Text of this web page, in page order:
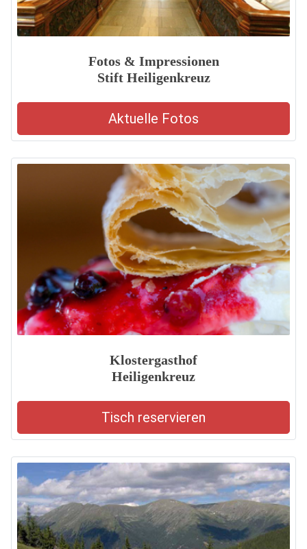
Fotos & Impressionen
Stift Heiligenkreuz
Aktuelle Fotos
Klostergasthof
Heiligenkreuz
Tisch reservieren